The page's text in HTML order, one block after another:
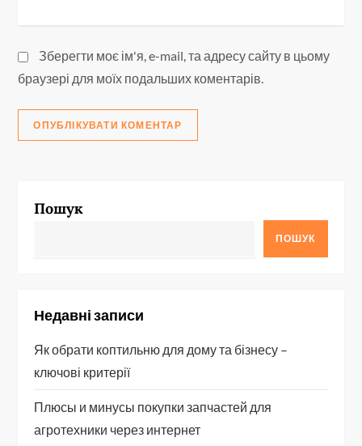
Зберегти моє ім'я, e-mail, та адресу сайту в цьому
браузері для моїх подальших коментарів.
Пошук
ПОШУК
Недавні записи
Як обрати коптильню для дому та бізнесу –
ключові критерії
Плюсы и минусы покупки запчастей для
агротехники через интернет